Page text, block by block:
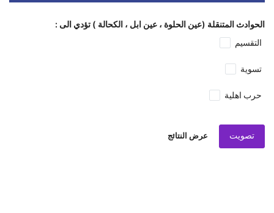
الحوادث المتنقلة (عين الحلوة ، عين ابل ، الكحالة ) تؤدي الى :
التقسيم
تسوية
حرب اهلية
تصويت عرض النتائج